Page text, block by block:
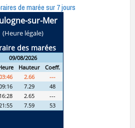
de marée sur 7 jours